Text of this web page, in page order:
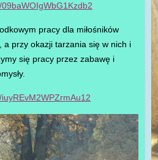
pracy dla miłośników
a przy okazji tarzania się w nich i
się pracy przez zabawę i